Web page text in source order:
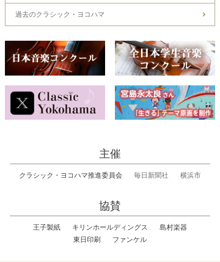
過去のクラシック・ヨコハマ
主催
クラシック・ヨコハマ推進委員会 毎日新聞社 横浜市
協賛
王子製紙 キリンホールディングス
島村楽器
東日印刷
ファンケル